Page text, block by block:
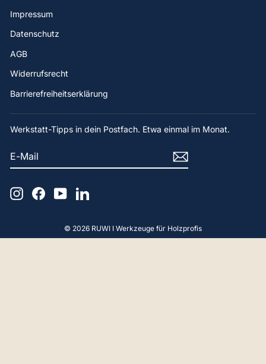
Impressum
Datenschutz
AGB
Widerrufsrecht
Barrierefreiheitserklärung
Werkstatt-Tipps in dein Postfach. Etwa einmal im Monat.
E-
MAIL
ABONNIEREN
InstagramFacebook
YouTubeLinkedIn
© 2026 RUWI I Werkzeuge für Holzprofis